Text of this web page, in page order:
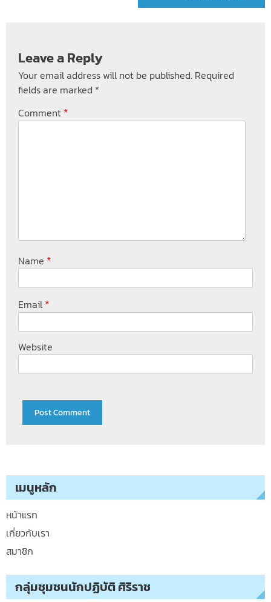
Leave a Reply
Your email address will not be published. Required
fields are marked *
Comment *
Name *
Email *
Website
เมนูหลัก
หน้าแรก
เกี่ยวกับเรา
สมาชิก
กลุ่มชุมชนนักปฏิบัติ ศิริราช